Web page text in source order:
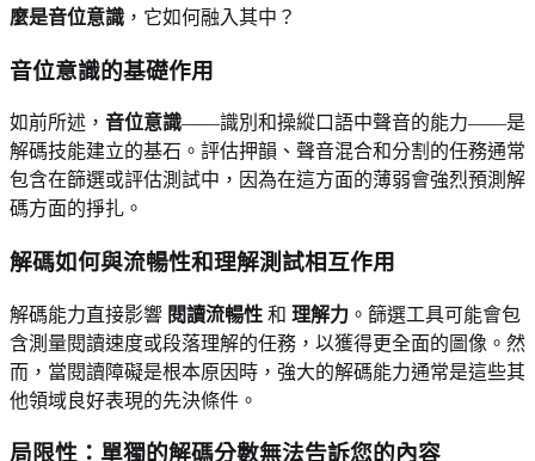
麼是音位意識 ，它如何融入其中？
音位意識的基礎作用
如前所述， 音位意識——識別和操縱口語中聲音的能力——是
解碼技能建立的基石。評估押韻、聲音混合和分割的任務通常
包含在篩選或評估測試中，因為在這方面的薄弱會強烈預測解
碼方面的掙扎。
解碼如何與流暢性和理解測試相互作用
解碼能力直接影響 閱讀流暢性 和 理解力 。篩選工具可能會包
含測量閱讀速度或段落理解的任務，以獲得更全面的圖像。然
而，當閱讀障礙是根本原因時，強大的解碼能力通常是這些其
他領域良好表現的先決條件。
局限性：單獨的解碼分數無法告訴您的內容